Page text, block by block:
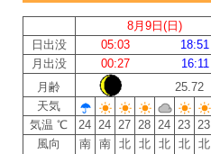
8月9日(日)
日出没
05:03 18:51
月出没
00:27 16:11
月齢
25.72
天気
気温 ℃
24 24 27 28 24 23 23
風向
南 南 北 北 北 北 北